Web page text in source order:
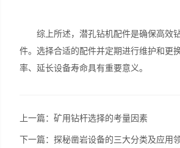
综上所述，潜孔钻机配件是确保高效
件。选择合适的配件并定期进行维护和更
率、延长设备寿命具有重要意义。
上一篇：矿用钻杆选择的考量因素
下一篇：探秘凿岩设备的三大分类及应用